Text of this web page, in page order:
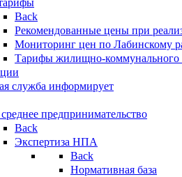
Back
Рекомендованные цены при
Мониторинг цен по Лабинскому
Тарифы жилищно-коммунального
служба информирует
предпринимательство
Back
Экспертиза НПА
Back
Нормативная база